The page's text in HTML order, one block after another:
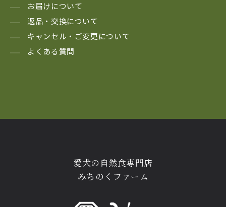
お届けについて
返品・交換について
キャンセル・ご変更について
よくある質問
愛犬の自然食専門店
みちのくファーム